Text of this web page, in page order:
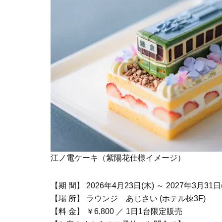
江ノ電ケーキ（紫陽花仕様イメージ）
【期 間】 2026年4月23日(木) ～ 2027年3月31
【場 所】 ラウンジ あじさい (ホテル棟3F)
【料 金】 ￥6,800 ／ 1日1台限定販売